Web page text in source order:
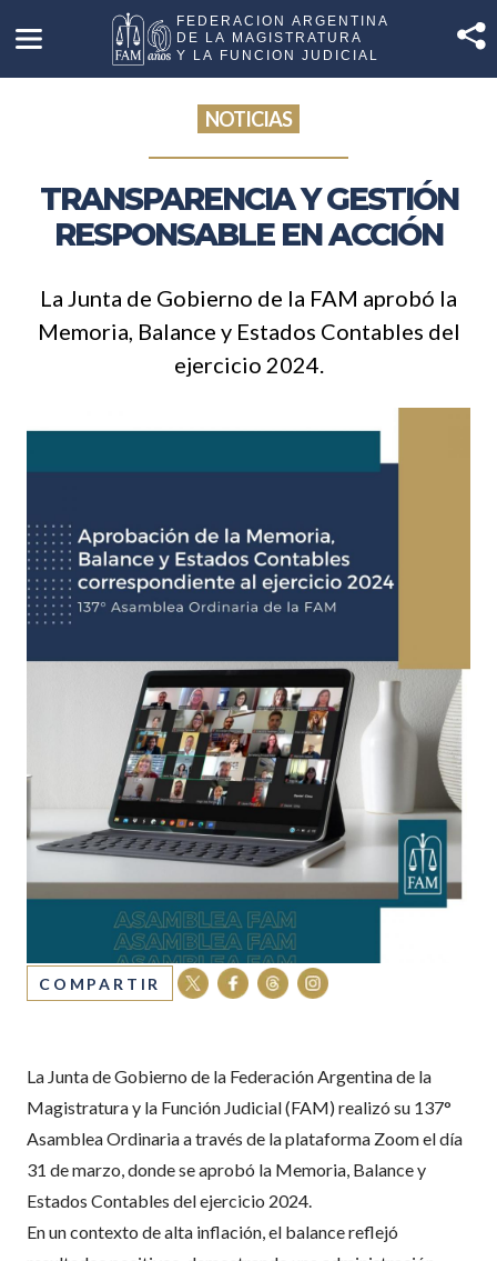
NOTICIAS
TRANSPARENCIA Y GESTIÓN
RESPONSABLE EN ACCIÓN
La Junta de Gobierno de la FAM aprobó la
Memoria, Balance y Estados Contables del
ejercicio 2024.
COMPARTIR
La Junta de Gobierno de la Federación Argentina de la
Magistratura y la Función Judicial (FAM) realizó su 137°
Asamblea Ordinaria a través de la plataforma Zoom el día
31 de marzo, donde se aprobó la Memoria, Balance y
Estados Contables del ejercicio 2024.
En un contexto de alta inflación, el balance reflejó